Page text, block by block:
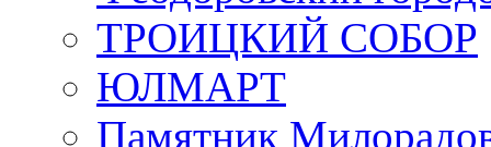
ТРОИЦКИЙ СОБОР
ЮЛМАРТ
Памятник